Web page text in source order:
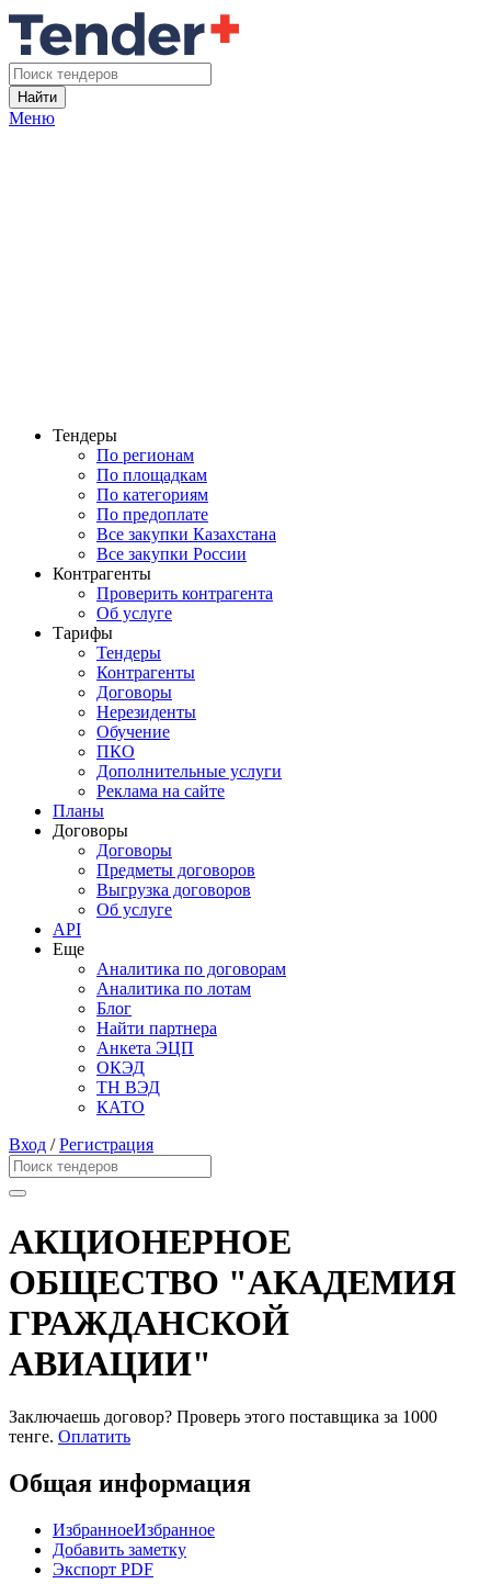
Найти
Меню
Тендеры
По регионам
По площадкам
По категориям
По предоплате
Все закупки Казахстана
Все закупки России
Контрагенты
Проверить контрагента
Об услуге
Тарифы
Тендеры
Контрагенты
Договоры
Нерезиденты
Обучение
ПКО
Дополнительные услуги
Реклама на сайте
Планы
Договоры
Договоры
Предметы договоров
Выгрузка договоров
Об услуге
API
Еще
Аналитика по договорам
Аналитика по лотам
Блог
Найти партнера
Анкета ЭЦП
ОКЭД
ТН ВЭД
КАТО
Вход /Регистрация
АКЦИОНЕРНОЕ
ОБЩЕСТВО "АКАДЕМИЯ
ГРАЖДАНСКОЙ
АВИАЦИИ"
Заключаешь договор? Проверь этого поставщика за 1000
тенге. Оплатить
Общая информация
ИзбранноеИзбранное
Добавить заметку
Экспорт PDF